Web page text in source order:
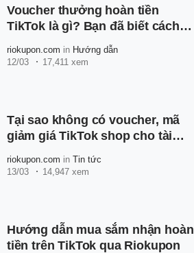
Voucher thưởng hoàn tiền
TikTok là gì? Bạn đã biết cách
riokupon.com in Hướng dẫn
12/03
17,411 xem
Tại sao không có voucher, mã
giảm giá TikTok shop cho tài
riokupon.com in Tin tức
13/03
14,947 xem
Hướng dẫn mua sắm nhận hoàn
tiền trên TikTok qua Riokupon